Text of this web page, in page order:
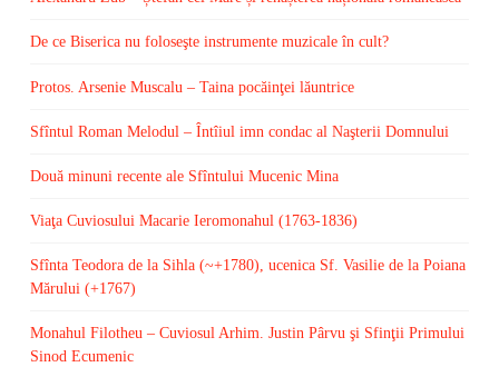
De ce Biserica nu foloseşte instrumente muzicale în cult?
Protos. Arsenie Muscalu – Taina pocăinţei lăuntrice
Sfîntul Roman Melodul – Întîiul imn condac al Naşterii Domnului
Două minuni recente ale Sfîntului Mucenic Mina
Viaţa Cuviosului Macarie Ieromonahul (1763-1836)
Sfînta Teodora de la Sihla (~+1780), ucenica Sf. Vasilie de la Poiana
Mărului (+1767)
Monahul Filotheu – Cuviosul Arhim. Justin Pârvu şi Sfinţii Primului
Sinod Ecumenic